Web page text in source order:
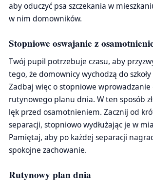
aby oduczyć psa szczekania w
w nim domowników.
Stopniowe oswajanie z
Twój pupil potrzebuje czasu, aby
tego, że domownicy wychodzą do
Zadbaj więc o stopniowe wprowadzanie
rutynowego planu dnia. W ten sposób
lęk przed osamotnieniem. Zacznij od
separacji, stopniowo wydłużając je w
Pamiętaj, aby po każdej separacji
spokojne zachowanie.
Rutynowy plan dnia